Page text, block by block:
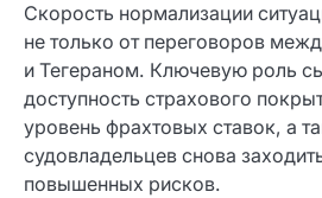
Скорость нормализации
не только от переговоров
и Тегераном. Ключевую роль
доступность страхового
уровень фрахтовых ставок, а
судовладельцев снова
повышенных рисков.